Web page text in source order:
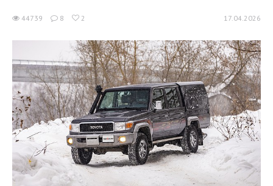
44739 8 2 17.04.2026